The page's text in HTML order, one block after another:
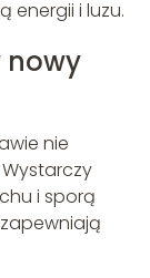
energii i luzu.
nowy
nie
i sporą